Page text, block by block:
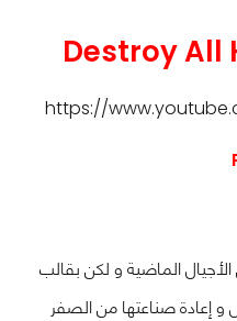
Destroy All
https://
الأجيال الماضية و لكن بقالب
و إعادة صناعتها من الصفر